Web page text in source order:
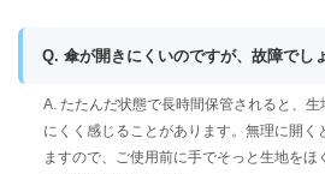
Q. 傘が開きにくいのですが、故障でし
A. たたんだ状態で長時間保管されると、
にくく感じることがあります。無理に開く
ますので、ご使用前に手でそっと生地をほ